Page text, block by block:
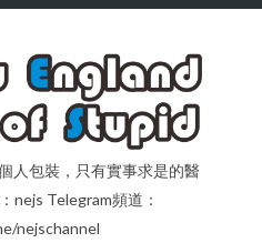
人包裝，只有實事求是的醫
nejs Telegram頻道：
nejschannel